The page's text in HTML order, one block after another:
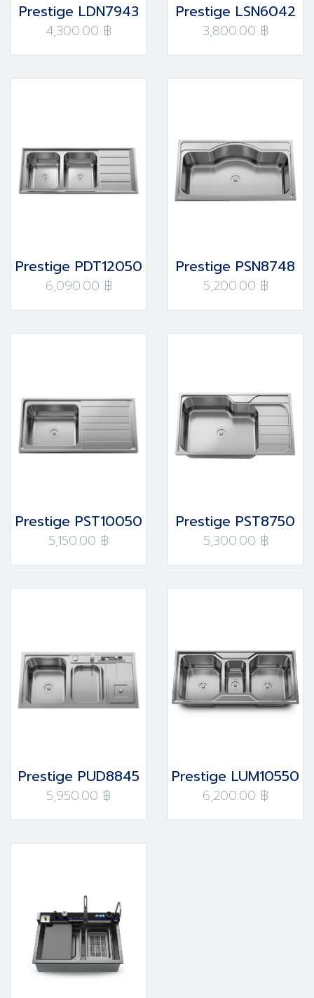
Prestige LDN7943
4,300.00 ฿
Prestige LSN6042
3,800.00 ฿
Prestige PDT12050
6,090.00 ฿
Prestige PSN8748
5,200.00 ฿
Prestige PST10050
5,150.00 ฿
Prestige PST8750
5,300.00 ฿
Prestige PUD8845
5,950.00 ฿
Prestige LUM10550
6,200.00 ฿